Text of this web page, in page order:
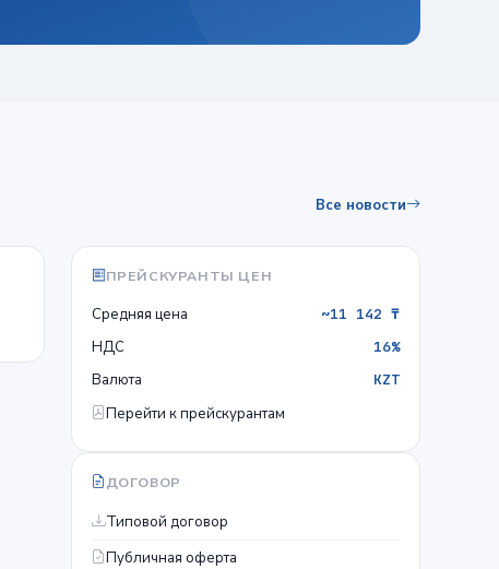
Все новости
ПРЕЙСКУРАНТЫ ЦЕН
Средняя цена ~11 142 ₸
НДС 16%
Валюта KZT
Перейти к прейскурантам
ДОГОВОР
Типовой договор
Публичная оферта